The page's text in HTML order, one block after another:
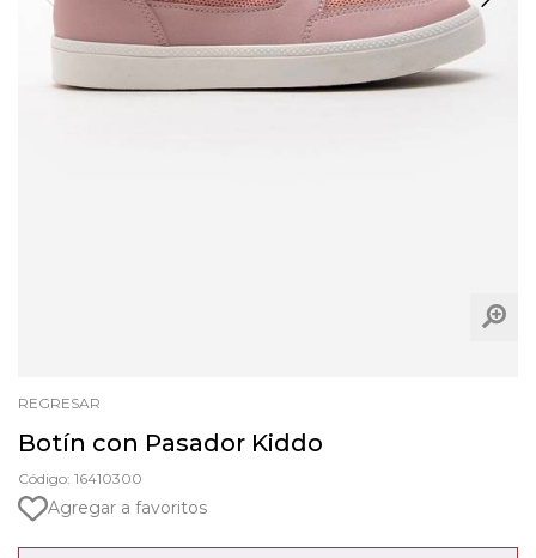
REGRESAR
Botín con Pasador Kiddo
Código: 16410300
Agregar a favoritos